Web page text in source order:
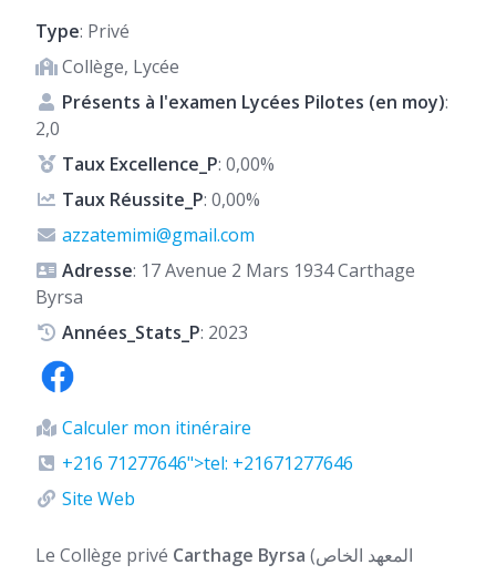
Type: Privé
Collège, Lycée
Présents à l'examen Lycées Pilotes (en moy):
2,0
Taux Excellence_P: 0,00%
Taux Réussite_P: 0,00%
azzatemimi@gmail.com
Adresse: 17 Avenue 2 Mars 1934 Carthage
Byrsa
Années_Stats_P: 2023
Calculer mon itinéraire
+216 71277646">tel: +21671277646
Site Web
Le Collège privé Carthage Byrsa (المعهد الخاص